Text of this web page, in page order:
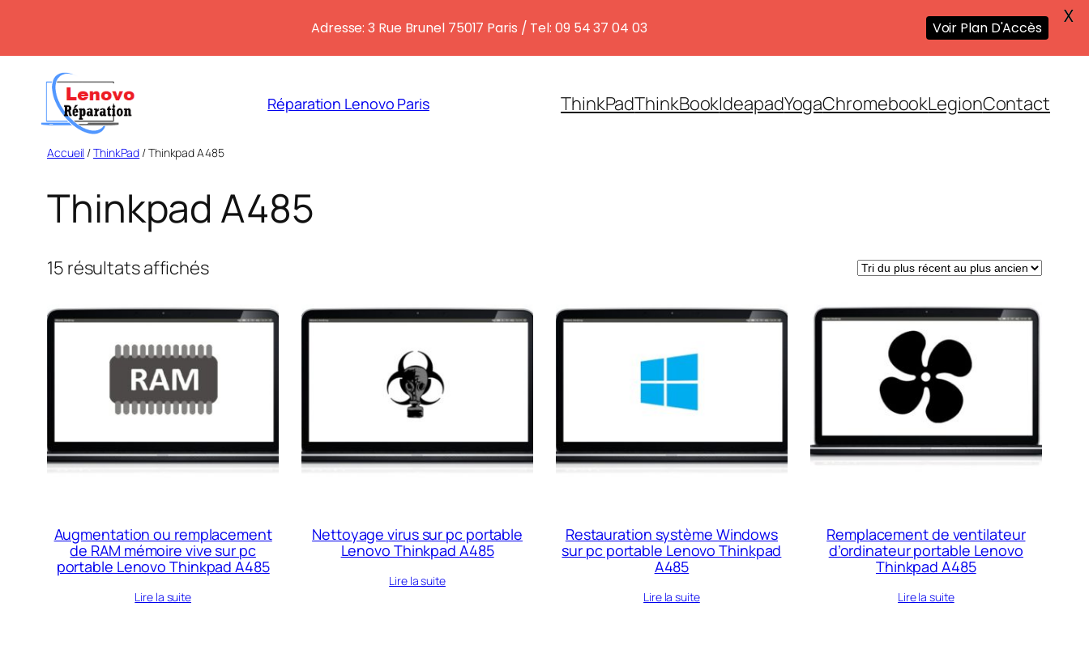
contenu
Réparation Lenovo Paris ThinkPadThinkBookIdeapadYogaChromebookLegionContact
Accueil /ThinkPad / Thinkpad A485
Thinkpad A485
15 résultats affichésTrié
plus
récent
au
ancien
Augmentation ou remplacement
de RAM mémoire vive sur pc
portable Lenovo Thinkpad A485
Lire la suite
Nettoyage virus sur pc portable
Lenovo Thinkpad A485
Lire la suite
Restauration système Windows
sur pc portable Lenovo Thinkpad
A485
Lire la suite
Remplacement de ventilateur
d’ordinateur portable Lenovo
Thinkpad A485
Lire la suite
Adresse: 3 Rue Brunel 75017 Paris / Tel: 09 54 37 04 03 Voir Plan D'Accès X